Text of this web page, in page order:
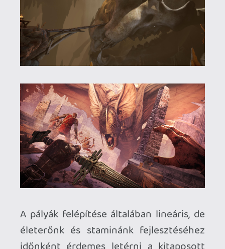
2024.12.21 09:16:23 #1zs7p
A VR teljesen új értelmet ad a méreteknek,
legyen szó egy T-Rexről vagy a Horizon
hatalmas gépszörnyeiről. A Shadow of the
Colossus szinte ordít a virtuális valóságért,
szenzációs lenne hozzá egy VR Mode, kár
hogy PC port híján nem sok esély van rá.
Necroman Mk2 2024.12.20 14:41:37
Necroman Mk2 2024.12.20 14:41:37 #1zs5y
Nekem is a Shadow of the Colossus jutott
eszembe, mint fő inspirációs forrás. Csak
VR-ban biztosan sokkal jobban mutat,
hogy ott van _előtted_ egy bazi nagy lény,
akit le kell gyűrni.
p34c3 2024.12.16 05:11:18 #1zrhw
store.steampowered.com